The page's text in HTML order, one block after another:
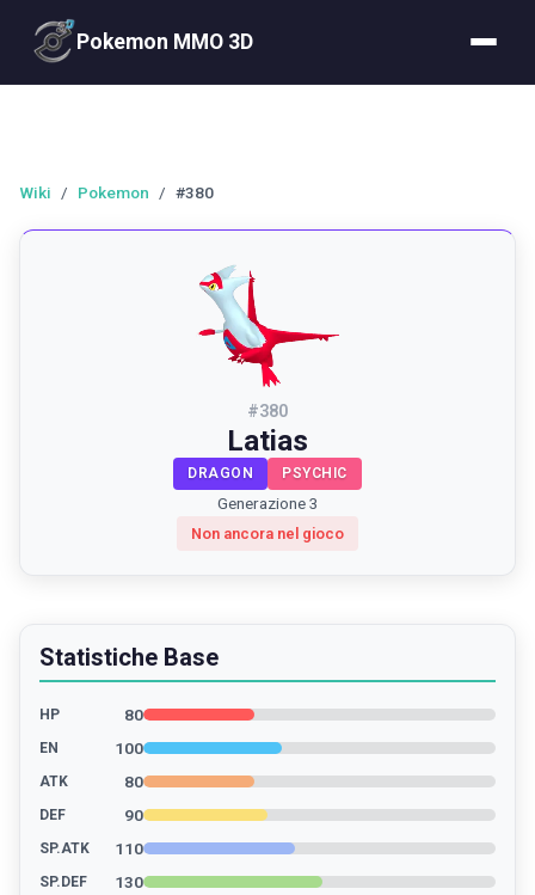
Pokemon MMO 3D
Wiki / Pokemon / #380
#380
Latias
DRAGON PSYCHIC
Generazione 3
Non ancora nel gioco
Statistiche Base
HP 80
EN 100
ATK 80
DEF 90
SP.ATK 110
SP.DEF 130